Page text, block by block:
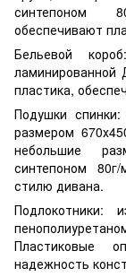
синтепоном
обеспечивают
Бельевой
ламинированной
пластика,
Подушки
размером
небольшие
синтепоном
стилю дивана.
Пластиковые
надежность